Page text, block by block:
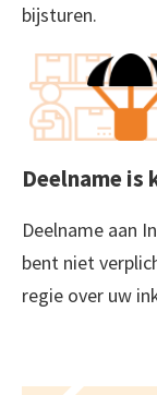
bijsturen.
Deelname
Deelname aan
bent niet
regie over uw